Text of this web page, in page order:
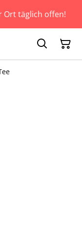
Ort täglich offen!